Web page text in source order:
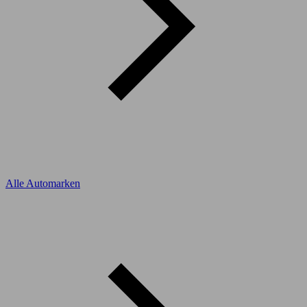
Alle Automarken